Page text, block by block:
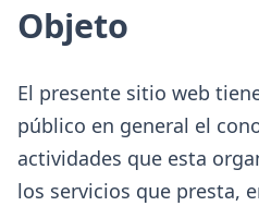
Objeto
El presente sitio web
público en general el
actividades que esta
los servicios que presta,